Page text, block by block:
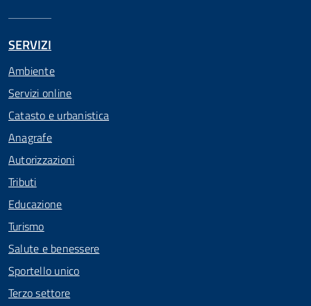
SERVIZI
Ambiente
Servizi online
Catasto e urbanistica
Anagrafe
Autorizzazioni
Tributi
Educazione
Turismo
Salute e benessere
Sportello unico
Terzo settore